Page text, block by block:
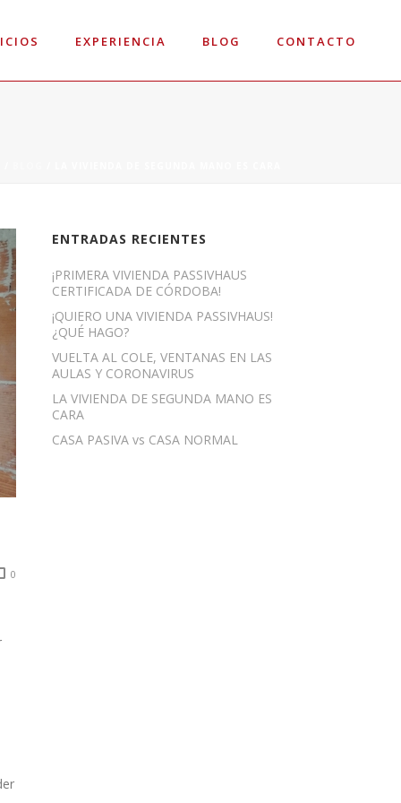
EXPERIENCIA BLOG CONTACTO
0
ENTRADAS RECIENTES
¡PRIMERA VIVIENDA PASSIVHAUS
CERTIFICADA DE CÓRDOBA!
¡QUIERO UNA VIVIENDA PASSIVHAUS!
¿QUÉ HAGO?
VUELTA AL COLE, VENTANAS EN LAS
AULAS Y CORONAVIRUS
LA VIVIENDA DE SEGUNDA MANO ES
CARA
CASA PASIVA vs CASA NORMAL